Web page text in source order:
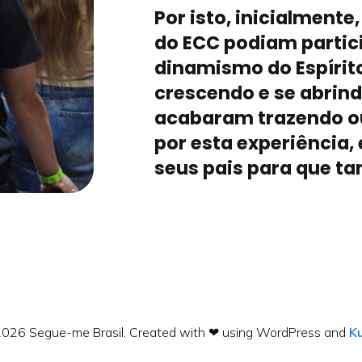
Por isto,
do ECC podiam
dinamismo do
crescendo e se
acabaram trazendo
por esta
seus pais para que
Segue-me Brasil. Created with ❤ using WordPress and